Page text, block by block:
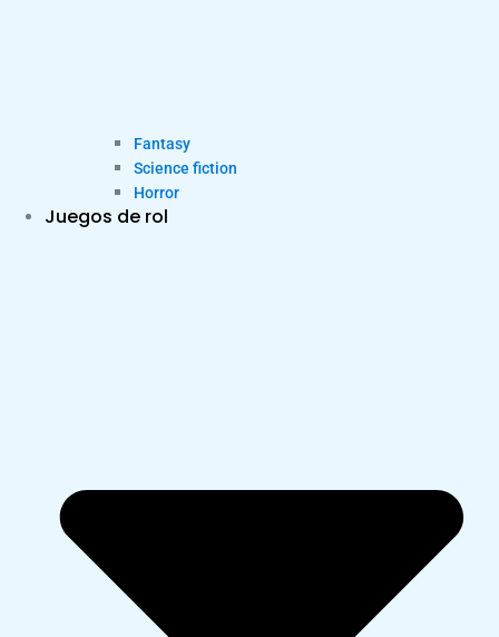
Fantasy
Science fiction
Horror
Juegos de rol